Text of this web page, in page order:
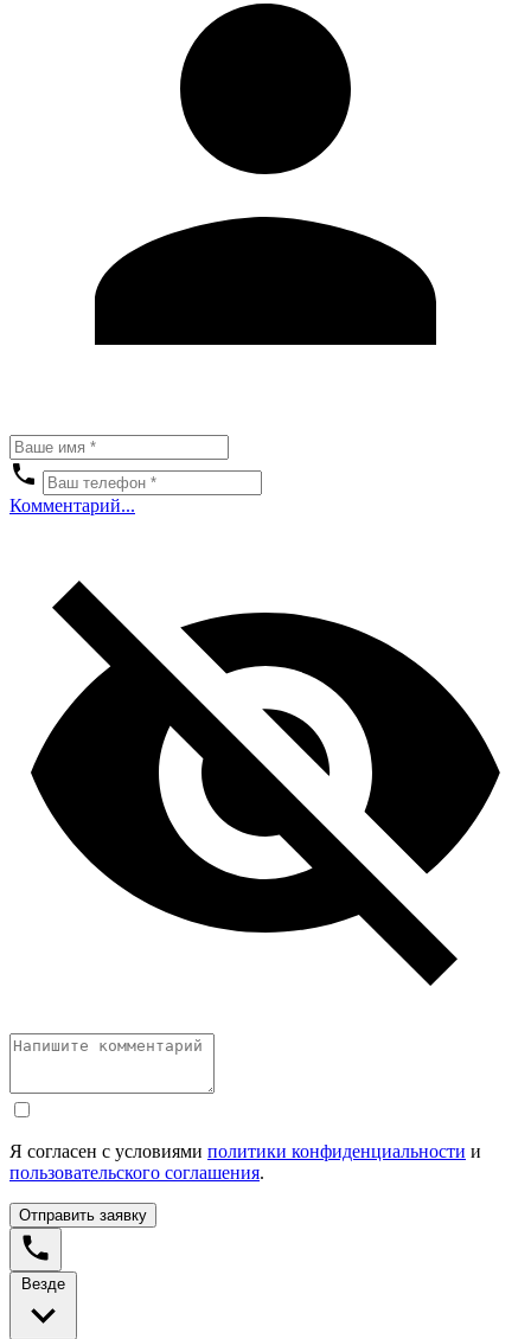
Комментарий...
Я согласен с условиями политики конфиденциальности и
пользовательского соглашения.
Отправить заявку
Везде